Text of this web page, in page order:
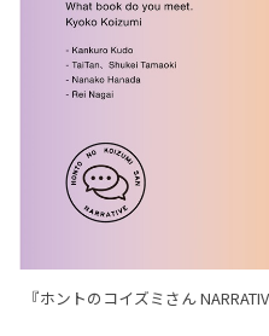
『ホントのコイズミさん